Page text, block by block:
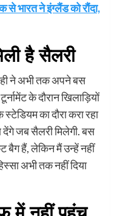
भारत ने इंग्लैंड को रौंदा,
है सैलरी
ने अभी तक अपने बस
के दौरान खिलाड़ियों
का दौरा करा रहा
देंगे जब सैलरी मिलेगी. बस
बैग हैं, लेकिन मैं उन्हें नहीं
अभी तक नहीं दिया